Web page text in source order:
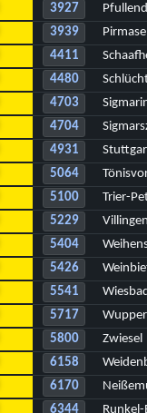
3927
3939
4411
4480
4703
4704
4931
5064
5100
Trier-
5229
5404
5426
5541
5717
5800
Zwiesel
6158
6170
6344